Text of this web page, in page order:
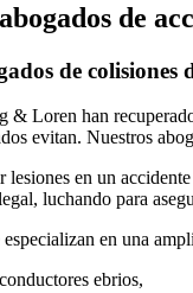
Florida
(Oregón)
de
de colisiones
& Loren han
evitan. Nuestros
lesiones en un
luchando para
especializan en una
ebrios,